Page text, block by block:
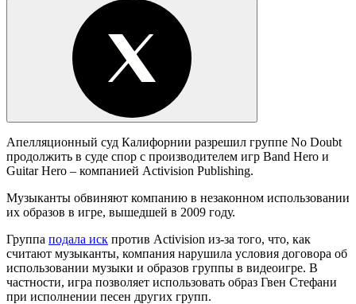
Апелляционный суд Калифорнии разрешил группе No Doubt
продолжить в суде спор с производителем игр Band Hero и
Guitar Hero – компанией Activision Publishing.
Музыканты обвиняют компанию в незаконном использовании
их образов в игре, вышедшей в 2009 году.
Группа подала иск против Activision из-за того, что, как
считают музыканты, компания нарушила условия договора об
использовании музыки и образов группы в видеоигре. В
частности, игра позволяет использовать образ Гвен Стефани
при исполнении песен других групп.